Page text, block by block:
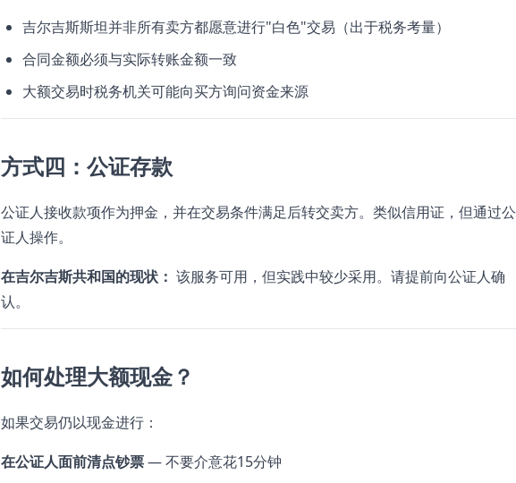
吉尔吉斯斯坦并非所有卖方都愿意进行"白色"交易（出于税务考量）
合同金额必须与实际转账金额一致
大额交易时税务机关可能向买方询问资金来源
方式四：公证存款
公证人接收款项作为押金，并在交易条件满足后转交卖方。类似信用证，但通过公
证人操作。
在吉尔吉斯共和国的现状： 该服务可用，但实践中较少采用。请提前向公证人确
认。
如何处理大额现金？
如果交易仍以现金进行：
在公证人面前清点钞票— 不要介意花15分钟